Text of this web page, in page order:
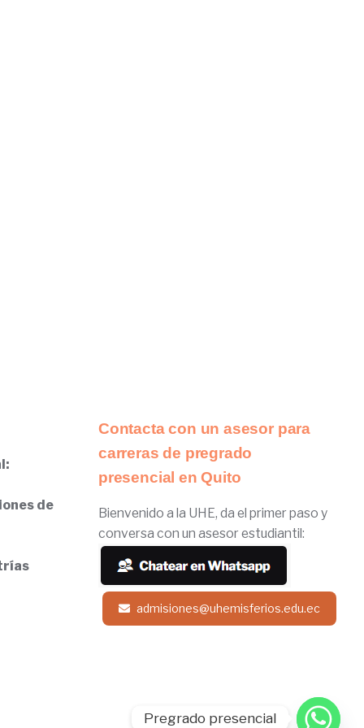
de
Contacta con un asesor para
carreras de pregrado
presencial en Quito
Bienvenido a la UHE, da el primer paso y
conversa con un asesor estudiantil:
admisiones@uhemisferios.edu.ec
Pregrado presencial